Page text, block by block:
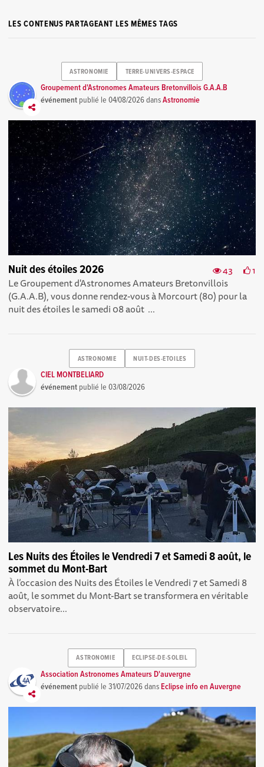
LES CONTENUS PARTAGEANT LES MÊMES TAGS
ASTRONOMIE TERRE-UNIVERS-ESPACE
Groupement d'Astronomes Amateurs Bretonvillois G.A.A.B
événement publié le04/08/2026dansAstronomie
43 1
Nuit des étoiles 2026
Le Groupement d'Astronomes Amateurs Bretonvillois
(G.A.A.B), vous donne rendez-vous à Morcourt (80) pour la
nuit des étoiles le samedi 08 août ...
ASTRONOMIE NUIT-DES-ETOILES
CIEL MONTBELIARD
événement publié le03/08/2026
Les Nuits des Étoiles le Vendredi 7 et Samedi 8 août, le
sommet du Mont-Bart
À l’occasion des Nuits des Étoiles le Vendredi 7 et Samedi 8
août, le sommet du Mont-Bart se transformera en véritable
observatoire...
ASTRONOMIE ECLIPSE-DE-SOLEIL
Association Astronomes Amateurs D'auvergne
événement publié le31/07/2026dansEclipse info en Auvergne